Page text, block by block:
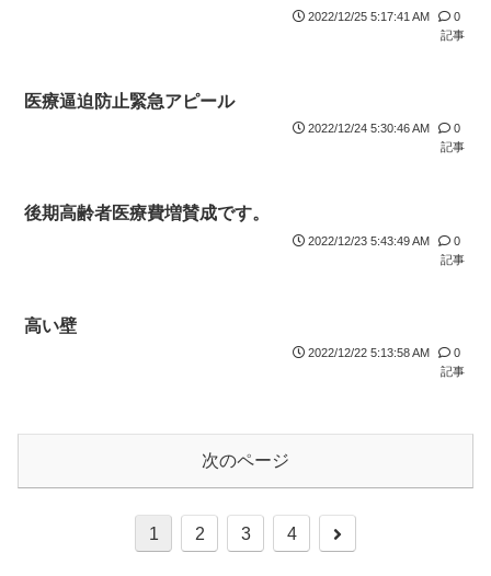
2022/12/25 5:17:41 AM
0
記事
医療逼迫防止緊急アピール
2022/12/24 5:30:46 AM
0
記事
後期高齢者医療費増賛成です。
2022/12/23 5:43:49 AM
0
記事
高い壁
2022/12/22 5:13:58 AM
0
記事
次のページ
1 2 3 4